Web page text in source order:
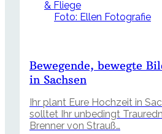
Foto: Ellen Fotografie
Bewegende, bewegte
in Sachsen
Ihr plant Eure Hochzeit in
solltet Ihr unbedingt
Brenner von Strauß…